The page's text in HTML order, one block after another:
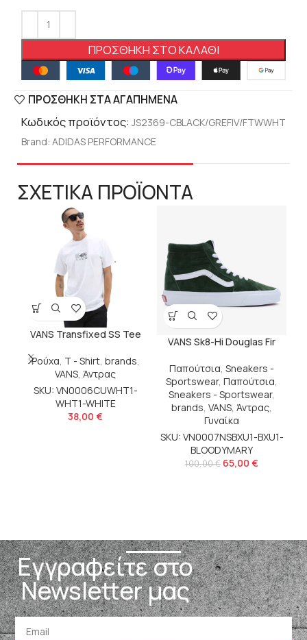
ΠΡΟΣΘΉΚΗ ΣΤΟ ΚΑΛΆΘΙ
ΠΡΟΣΘΉΚΗ ΣΤΑ ΑΓΑΠΗΜΈΝΑ
Κωδικός προϊόντος:JS2369-CBLACK/GREFIV/FTWWHT
Brand: ADIDAS PERFORMANCE
ΣΧΕΤΙΚΑ ΠΡΟΪΟΝΤΑ
VANS Transfixed SS Tee
Ρούχα T - Shirt, brands
VANS Άντρας
SKU: VN0006CUWHT1-
WHT1-WHITE
38,00 €
VANS Sk8-Hi Douglas Fir
Παπούτσια, Sneakers -
Sportswear, Παπούτσια,
Sneakers - Sportswear,
brands, VANS, Άντρας,
Γυναίκα
SKU: VN0007NSBXU1-BXU1-
BLOODYMARY
100,00€ 65,00 €
Εγγραφείτε στο
Newsletter μας